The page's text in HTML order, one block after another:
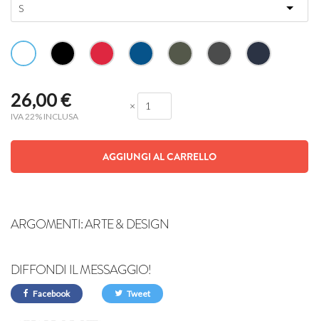
26,00€
IVA 22% INCLUSA
×
AGGIUNGI AL CARRELLO
ARGOMENTI:ARTE & DESIGN
DIFFONDI IL MESSAGGIO!
Facebook Tweet